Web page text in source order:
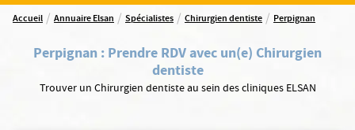
Accueil / Annuaire Elsan / Spécialistes / Chirurgien dentiste / Perpignan
Perpignan : Prendre RDV avec un(e) Chirurgien
dentiste
Trouver un Chirurgien dentiste au sein des cliniques ELSAN